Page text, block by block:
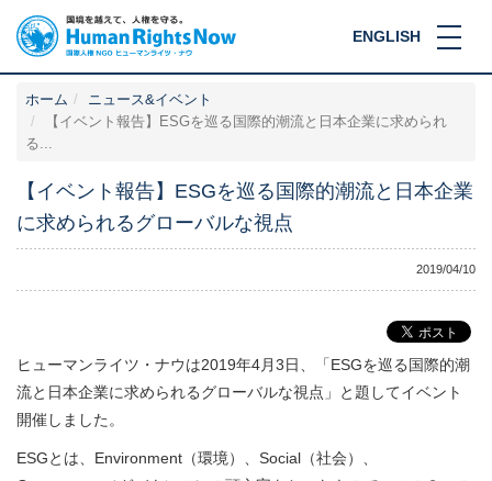
ENGLISH
ホーム
ニュース&イベント
【イベント報告】ESGを巡る国際的潮流と日本企業に求められ
る...
【イベント報告】ESGを巡る国際的潮流と日本企業
に求められるグローバルな視点
2019/04/10
ヒューマンライツ・ナウは2019年4月3日、「ESGを巡る国際的潮
流と日本企業に求められるグローバルな視点」と題してイベント
開催しました。
ESGとは、Environment（環境）、Social（社会）、